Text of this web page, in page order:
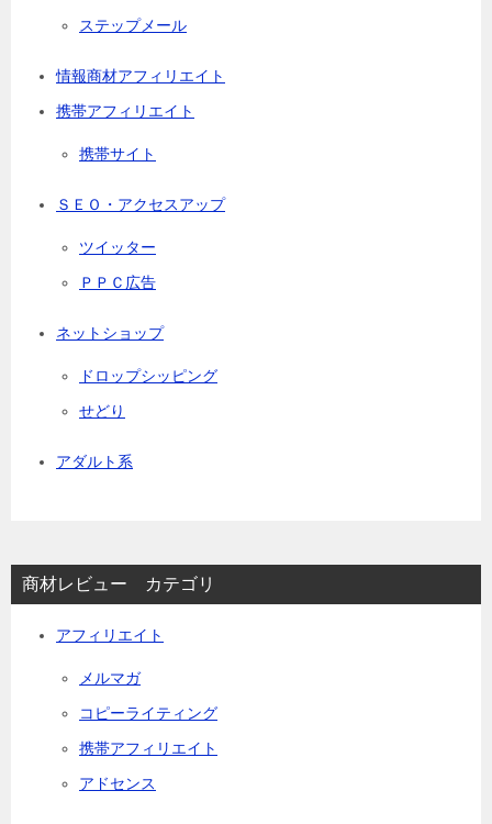
ステップメール
情報商材アフィリエイト
携帯アフィリエイト
携帯サイト
ＳＥＯ・アクセスアップ
ツイッター
ＰＰＣ広告
ネットショップ
ドロップシッピング
せどり
アダルト系
商材レビュー カテゴリ
アフィリエイト
メルマガ
コピーライティング
携帯アフィリエイト
アドセンス